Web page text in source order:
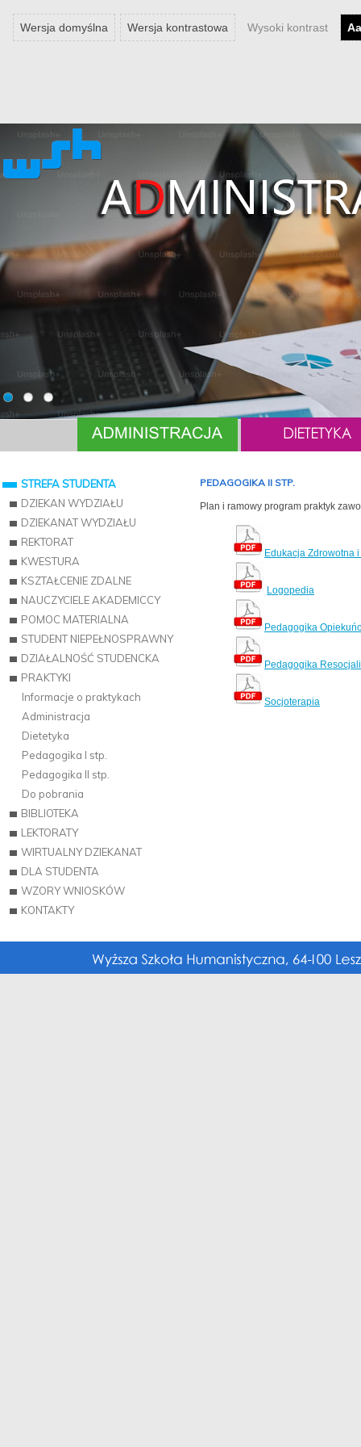
Wersja domyślna Wersja kontrastowa Wysoki kontrast Aa
STREFA STUDENTA
DZIEKAN WYDZIAŁU
DZIEKANAT WYDZIAŁU
REKTORAT
KWESTURA
KSZTAŁCENIE ZDALNE
NAUCZYCIELE AKADEMICCY
POMOC MATERIALNA
STUDENT NIEPEŁNOSPRAWNY
DZIAŁALNOŚĆ STUDENCKA
PRAKTYKI
Informacje o praktykach
Administracja
Dietetyka
Pedagogika I stp.
Pedagogika II stp.
Do pobrania
BIBLIOTEKA
LEKTORATY
WIRTUALNY DZIEKANAT
DLA STUDENTA
WZORY WNIOSKÓW
KONTAKTY
PEDAGOGIKA II STP.
Plan i ramowy program praktyk
Edukacja Zdrowotna
Logopedia
Pedagogika
Pedagogika
Socjoterapia